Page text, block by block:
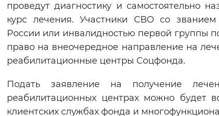
проведут диагностику и самостоятельно
курс лечения. Участники СВО со званием
России или инвалидностью первой группы
право на внеочередное направление на
реабилитационные центры Соцфонда.
Подать заявление на получение
реабилитационных центрах можно будет
клиентских службах фонда и